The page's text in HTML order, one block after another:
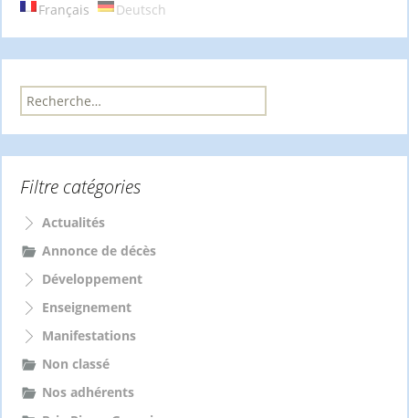
Français Deutsch
R
e
r
h
r
Filtre catégories
Actualités
Annonce de décès
Développement
Enseignement
Manifestations
Non classé
Nos adhérents